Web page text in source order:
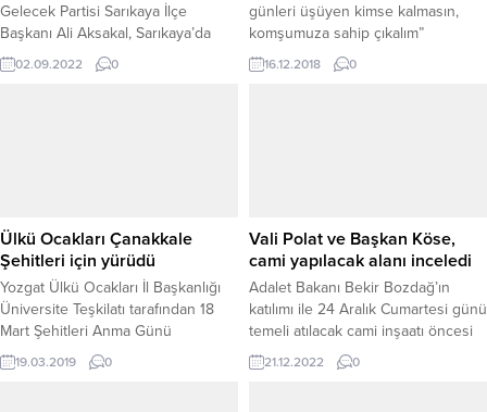
Gelecek Partisi Sarıkaya İlçe
Başkanı Ali Aksakal, Sarıkaya’da
partilerinin politikalarını anlatmanın
çabası içerisinde olacaklarını
02.09.2022 0
günleri üşüyen kimse kalmasın,
komşumuza sahip çıkalım”
kampanyası başlattı.
16.12.2018 0
Ülkü Ocakları Çanakkale
Şehitleri için yürüdü
Yozgat Ülkü Ocakları İl Başkanlığı
Üniversite Teşkilatı tarafından 18
Mart Şehitleri Anma Günü
ve Çanakkale Deniz Zaferi'nin 104.
yıl dönümü dolayısıyla Türk
19.03.2019 0
Vali Polat ve Başkan Köse,
cami yapılacak alanı inceledi
Adalet Bakanı Bekir Bozdağ’ın
katılımı ile 24 Aralık Cumartesi günü
temeli atılacak cami inşaatı öncesi
Yozgat Valisi Ziya Polat, Belediye
Başkanı Celal Köse ve İl Müftüsü Ali
21.12.2022 0